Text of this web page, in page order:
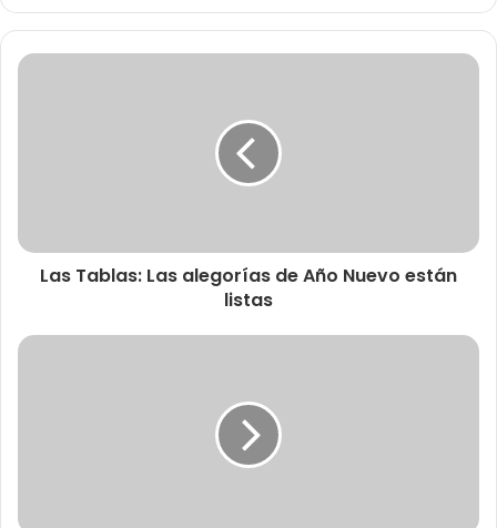
Las Tablas: Las alegorías de Año Nuevo están
listas